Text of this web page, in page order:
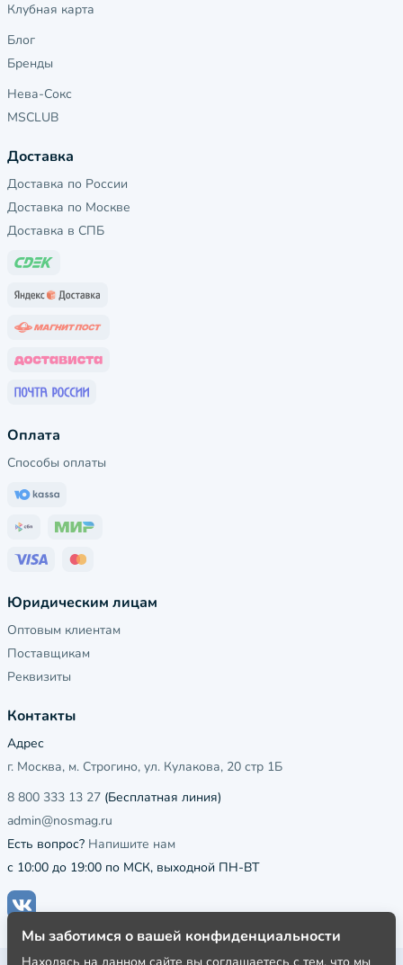
Клубная карта
Блог
Бренды
Нева-Сокс
MSCLUB
Доставка
Доставка по России
Доставка по Москве
Доставка в СПБ
Оплата
Способы оплаты
Юридическим лицам
Оптовым клиентам
Поставщикам
Реквизиты
Контакты
Адрес
г. Москва, м. Строгино, ул. Кулакова, 20 стр 1Б
8 800 333 13 27 (Бесплатная линия)
admin@nosmag.ru
Есть вопрос? Напишите нам
с 10:00 до 19:00 по МСК, выходной ПН-ВТ
Мы заботимся о вашей конфиденциальности